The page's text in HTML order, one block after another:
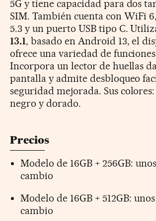
5G y tiene capacidad para dos
SIM. También cuenta con WiFi
5.3 y un puerto USB tipo C.
13.1, basado en Android 13, el
ofrece una variedad de
Incorpora un lector de huellas
pantalla y admite desbloqueo
seguridad mejorada. Sus
negro y dorado.
Precios
Modelo de 16GB + 256GB:
cambio
Modelo de 16GB + 512GB:
cambio